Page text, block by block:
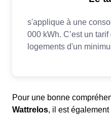
Pour une bonne
Wattrelos, il est